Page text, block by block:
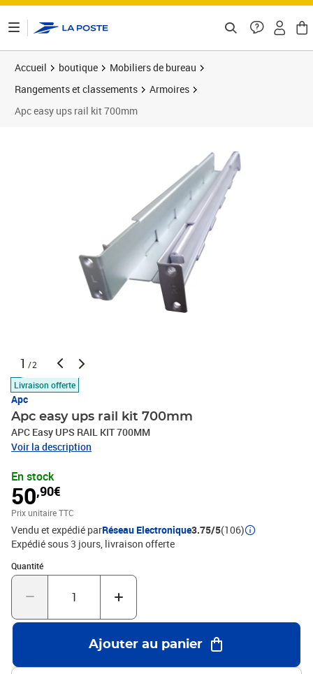
Accueil boutique
Mobiliers de bureau
Rangements et classements
Armoires
Apc easy ups rail kit 700mm
1 /2
Livraison offerte
Apc
Apc easy ups rail kit 700mm
APC Easy UPS RAIL KIT 700MM
Voir la description
En stock
50,90€
Prix unitaire TTC
Vendu et expédié parRéseau Electronique3.75/5(106)
Expédié sous 3 jours livraison offerte
Quantité
Quantité : 1
Ajouter au panier